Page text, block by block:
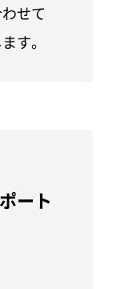
せて
す。
ート